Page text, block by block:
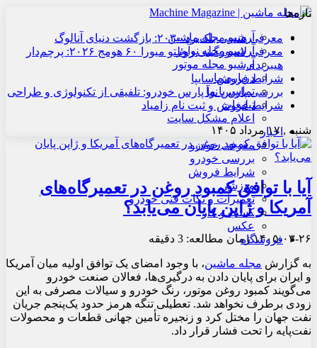
آرشیو مجله ماشین
آرشیو مجله نوآور
آرشیو مجله موتور
درباره ما
تماس با ما
تبلیغات
اعلام مشکل سایت
اخبار
معرفی خودرو
بررسی خودرو
شرایط فروش
ورزشی
تعمیرات و نکات فنی خودرو
کسب و کار
عکس
فروشگاه
تازه‌ها
معرفی هنسی بلک‌برد ۲۰۳۰: بازگشت دنیای آنالوگ
معرفی لامبورگینی روئلتو میورا ۶۰ هومج ۲۰۲۶: پرچم‌دار
هیبریدی
شرایط فروش سایپا
بررسی پارس نوآ پارس خودرو: تلفیقی از تکنولوژی و طراحی
شرایط فروش و ثبت نام زامیاد
شنبه , ۱۷ مرداد ۱۴۰۵
آیا با توافق کمبود روغن در تعمیرگاه‌های
آمریکا و ژاپن پایان می‌یابد؟
۱۴۰۵-۰۳-۲۶زمان مطالعه: 3 دقیقه
به گزارش مجله ماشین، با وجود امضای یک توافق اولیه میان آمریکا
و ایران برای پایان دادن به درگیری‌ها، فعالان صنعت خودرو
می‌گویند کمبود روغن موتور، رنگ خودرو و سیالات مصرفی به این
زودی برطرف نخواهد شد. تعطیلی تنگه هرمز حدود یک‌پنجم جریان
نفت جهان را مختل کرد و زنجیره تأمین جهانی قطعات و محصولات
نفت‌پایه را تحت فشار قرار داد.